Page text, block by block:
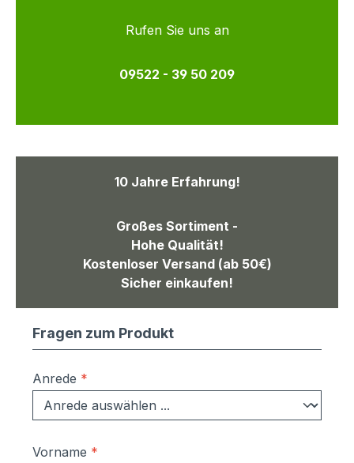
Rufen Sie uns an
09522 - 39 50 209
10 Jahre Erfahrung!
Großes Sortiment -
Hohe Qualität!
Kostenloser Versand (ab 50€)
Sicher einkaufen!
Fragen zum Produkt
Anrede *
Vorname *